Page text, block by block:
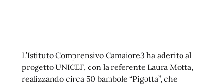
L’Istituto Comprensivo Camaiore3 ha aderito al
progetto UNICEF, con la referente Laura Motta,
realizzando circa 50 bambole “Pigotta”, che